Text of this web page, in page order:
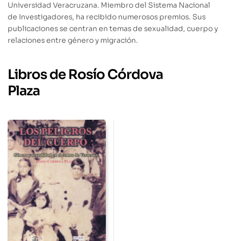
Universidad Veracruzana. Miembro del Sistema Nacional
de Investigadores, ha recibido numerosos premios. Sus
publicaciones se centran en temas de sexualidad, cuerpo y
relaciones entre género y migración.
Libros de Rosío Córdova
Plaza